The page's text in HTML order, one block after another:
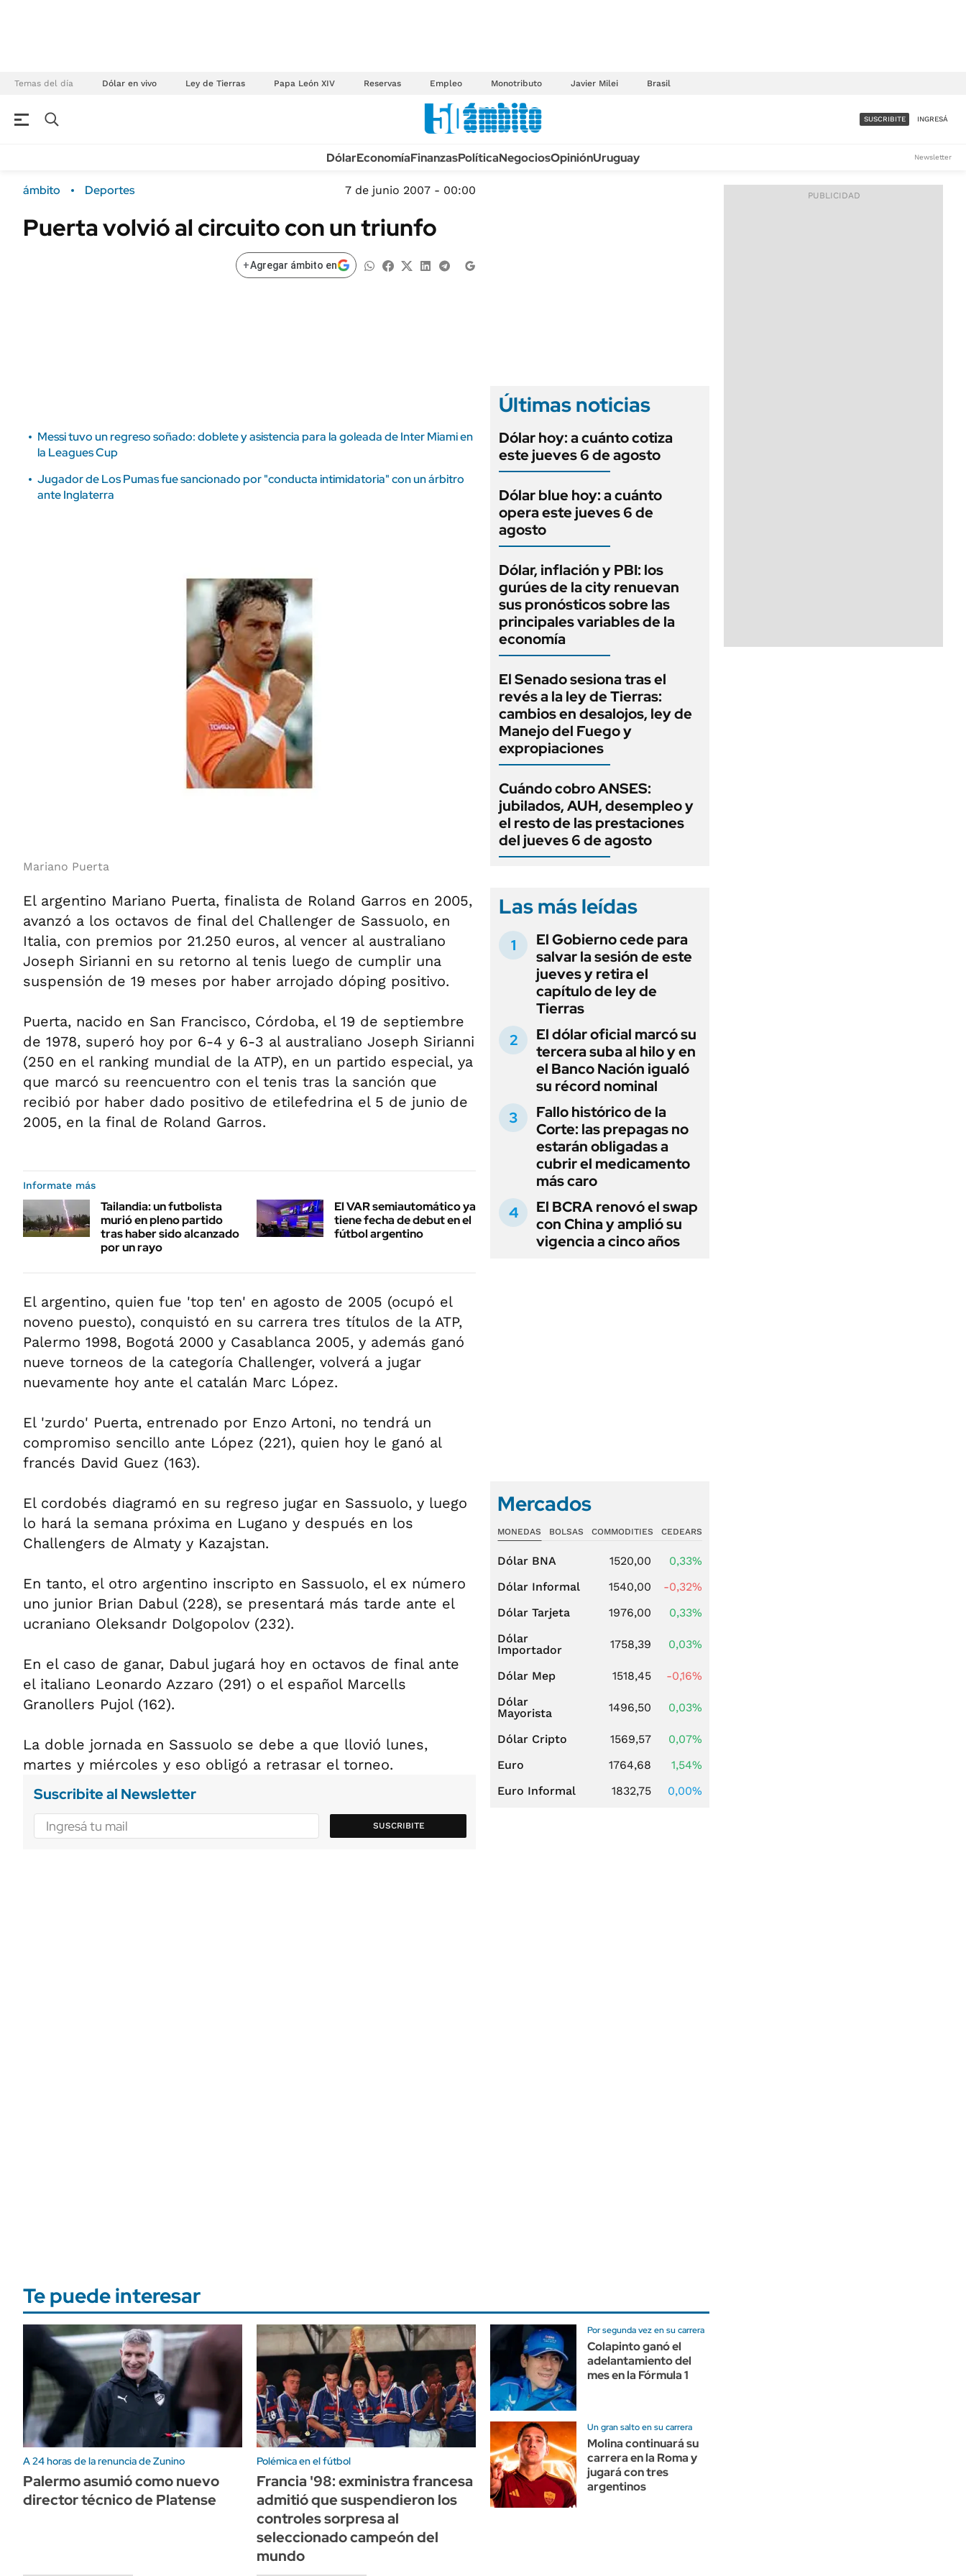
Temas del día Dólar en vivo Ley de Tierras Papa León XIV Reservas Empleo Monotributo Javier Milei Brasil
Campo Sustentabilidad
ENERGY REPORT
TECNOLOGÍA
MÉXICO
MUNDO
INFORMACIÓN GENERAL
ACCESO FULL - $1.800/MES
SUSCRIBITE INGRESÁ
DólarEconomíaFinanzasPolíticaNegociosOpiniónUruguay Newsletter
ámbito Deportes 7 de junio 2007 - 00:00
Puerta volvió al circuito con un triunfo
+Agregar ámbito en
Messi tuvo un regreso soñado: doblete y asistencia para la goleada de Inter Miami en
la Leagues Cup
Jugador de Los Pumas fue sancionado por "conducta intimidatoria" con un árbitro
ante Inglaterra
Mariano Puerta
El argentino Mariano Puerta, finalista de Roland Garros en 2005,
avanzó a los octavos de final del Challenger de Sassuolo, en
Italia, con premios por 21.250 euros, al vencer al australiano
Joseph Sirianni en su retorno al tenis luego de cumplir una
suspensión de 19 meses por haber arrojado dóping positivo.
Puerta, nacido en San Francisco, Córdoba, el 19 de septiembre
de 1978, superó hoy por 6-4 y 6-3 al australiano Joseph Sirianni
(250 en el ranking mundial de la ATP), en un partido especial, ya
que marcó su reencuentro con el tenis tras la sanción que
recibió por haber dado positivo de etilefedrina el 5 de junio de
2005, en la final de Roland Garros.
Informate más
Tailandia: un futbolista
murió en pleno partido
tras haber sido alcanzado
por un rayo
El VAR semiautomático ya
tiene fecha de debut en el
fútbol argentino
El argentino, quien fue 'top ten' en agosto de 2005 (ocupó el
noveno puesto), conquistó en su carrera tres títulos de la ATP,
Palermo 1998, Bogotá 2000 y Casablanca 2005, y además ganó
nueve torneos de la categoría Challenger, volverá a jugar
nuevamente hoy ante el catalán Marc López.
El 'zurdo' Puerta, entrenado por Enzo Artoni, no tendrá un
compromiso sencillo ante López (221), quien hoy le ganó al
francés David Guez (163).
El cordobés diagramó en su regreso jugar en Sassuolo, y luego
lo hará la semana próxima en Lugano y después en los
Challengers de Almaty y Kazajstan.
En tanto, el otro argentino inscripto en Sassuolo, el ex número
uno junior Brian Dabul (228), se presentará más tarde ante el
ucraniano Oleksandr Dolgopolov (232).
En el caso de ganar, Dabul jugará hoy en octavos de final ante
el italiano Leonardo Azzaro (291) o el español Marcells
Granollers Pujol (162).
La doble jornada en Sassuolo se debe a que llovió lunes,
martes y miércoles y eso obligó a retrasar el torneo.
Suscribite al Newsletter
SUSCRIBITE
Últimas noticias
Dólar hoy: a cuánto cotiza
este jueves 6 de agosto
Dólar blue hoy: a cuánto
opera este jueves 6 de
agosto
Dólar, inflación y PBI: los
gurúes de la city renuevan
sus pronósticos sobre las
principales variables de la
economía
El Senado sesiona tras el
revés a la ley de Tierras:
cambios en desalojos, ley de
Manejo del Fuego y
expropiaciones
Cuándo cobro ANSES:
jubilados, AUH, desempleo y
el resto de las prestaciones
del jueves 6 de agosto
Las más leídas
El Gobierno cede para
salvar la sesión de este
jueves y retira el
capítulo de ley de
Tierras
El dólar oficial marcó su
tercera suba al hilo y en
el Banco Nación igualó
su récord nominal
Fallo histórico de la
Corte: las prepagas no
estarán obligadas a
cubrir el medicamento
más caro
El BCRA renovó el swap
con China y amplió su
vigencia a cinco años
Mercados
MONEDAS BOLSAS COMMODITIES CEDEARS
Dólar BNA 1520,00
0,33%
Dólar Informal
1540,00
-0,32%
Dólar Tarjeta
1976,00
0,33%
Dólar
Importador
1758,39 0,03%
Dólar Mep 1518,45
-0,16%
Dólar
Mayorista
1496,50 0,03%
Dólar Cripto 1569,57
0,07%
Euro
1764,68
1,54%
Euro Informal
1832,75 0,00%
Te puede interesar
A 24 horas de la renuncia de Zunino
Palermo asumió como nuevo
director técnico de Platense
Polémica en el fútbol
Francia '98: exministra francesa
admitió que suspendieron los
controles sorpresa al
seleccionado campeón del
mundo
Por segunda vez en su carrera
Colapinto ganó el
adelantamiento del
mes en la Fórmula 1
Un gran salto en su carrera
Molina continuará su
carrera en la Roma y
jugará con tres
argentinos